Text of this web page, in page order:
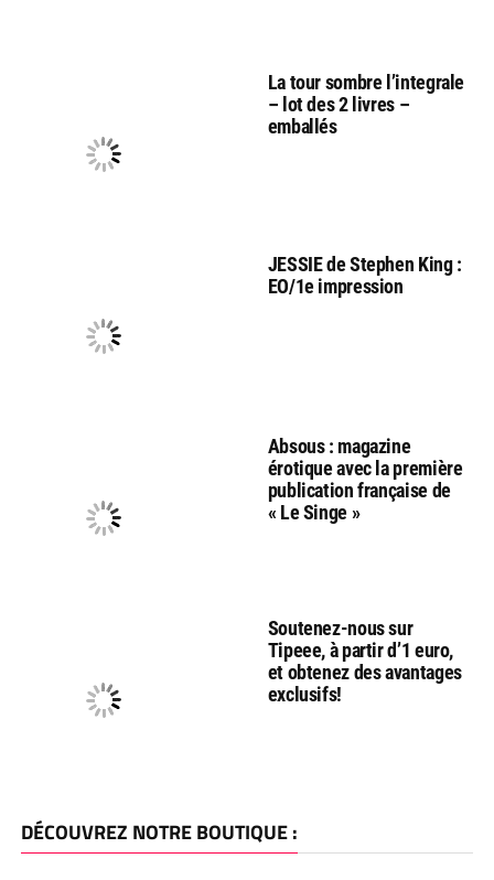
La tour sombre l’integrale
– lot des 2 livres –
emballés
JESSIE de Stephen King :
EO/1e impression
Absous : magazine
érotique avec la première
publication française de
« Le Singe »
Soutenez-nous sur
Tipeee, à partir d’1 euro,
et obtenez des avantages
exclusifs!
DÉCOUVREZ NOTRE BOUTIQUE :